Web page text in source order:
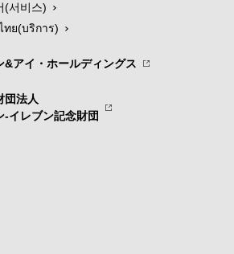
(서비스)
ทย(บริการ)
&アイ・ホールディングス
団法人
-イレブン記念財団